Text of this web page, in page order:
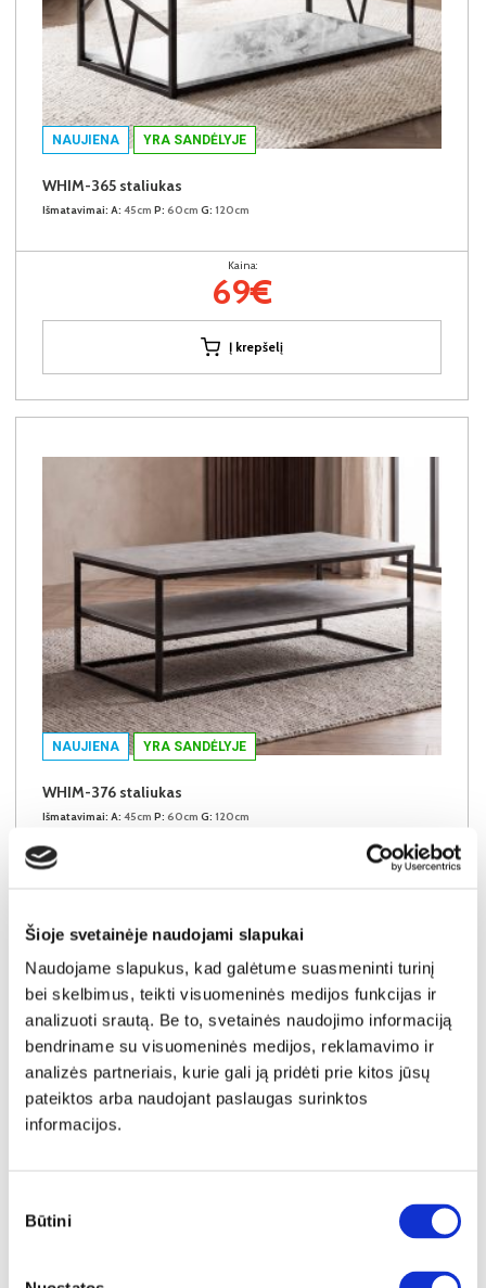
Šioje svetainėje naudojami slapukai
Naudojame slapukus, kad galėtume suasmeninti turinį
bei skelbimus, teikti visuomeninės medijos funkcijas ir
analizuoti srautą. Be to, svetainės naudojimo informaciją
bendriname su visuomeninės medijos, reklamavimo ir
analizės partneriais, kurie gali ją pridėti prie kitos jūsų
pateiktos arba naudojant paslaugas surinktos
informacijos.
pasirinkimas
Būtini
NAUJIENA YRA SANDĖLYJE
WHIM-365 staliukas
Išmatavimai: A: 45cm P: 60cm G: 120cm
Kaina:
69€
Į krepšelį
NAUJIENA YRA SANDĖLYJE
WHIM-376 staliukas
Išmatavimai: A: 45cm P: 60cm G: 120cm